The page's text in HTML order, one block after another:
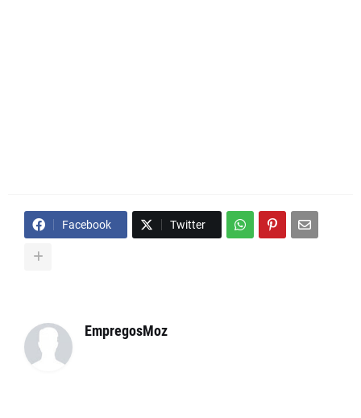
Facebook Twitter
EmpregosMoz